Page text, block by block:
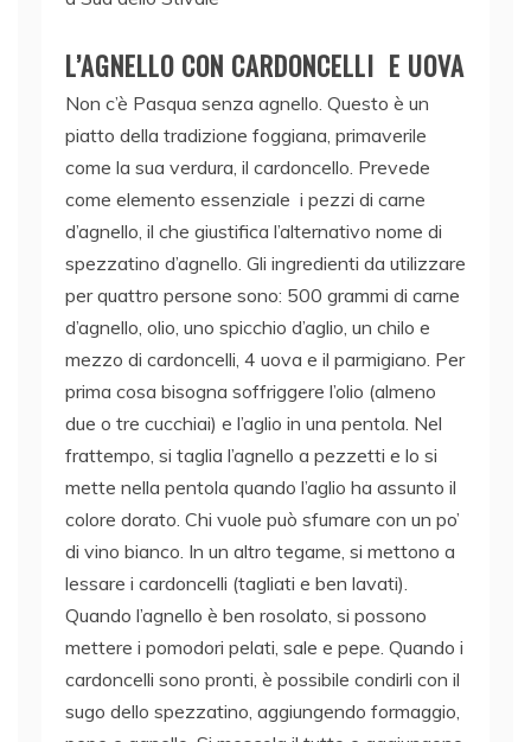
L’AGNELLO CON CARDONCELLI E UOVA
Non c’è Pasqua senza agnello. Questo è un
piatto della tradizione foggiana, primaverile
come la sua verdura, il cardoncello. Prevede
come elemento essenziale i pezzi di carne
d’agnello, il che giustifica l’alternativo nome di
spezzatino d’agnello. Gli ingredienti da utilizzare
per quattro persone sono: 500 grammi di carne
d’agnello, olio, uno spicchio d’aglio, un chilo e
mezzo di cardoncelli, 4 uova e il parmigiano. Per
prima cosa bisogna soffriggere l’olio (almeno
due o tre cucchiai) e l’aglio in una pentola. Nel
frattempo, si taglia l’agnello a pezzetti e lo si
mette nella pentola quando l’aglio ha assunto il
colore dorato. Chi vuole può sfumare con un po’
di vino bianco. In un altro tegame, si mettono a
lessare i cardoncelli (tagliati e ben lavati).
Quando l’agnello è ben rosolato, si possono
mettere i pomodori pelati, sale e pepe. Quando i
cardoncelli sono pronti, è possibile condirli con il
sugo dello spezzatino, aggiungendo formaggio,